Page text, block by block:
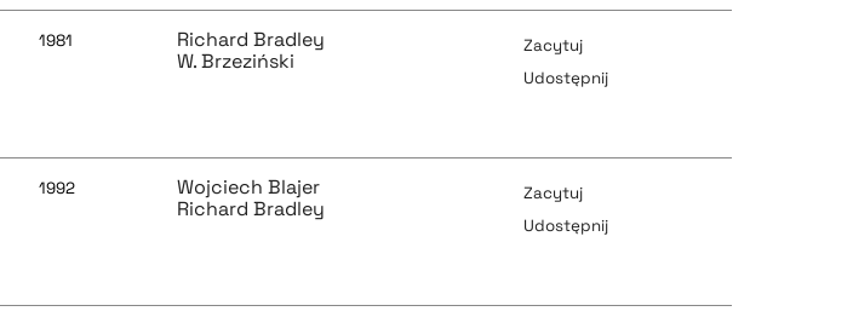
pobierz cytat
1981
Richard Bradley
W. Brzeziński
Zacytuj
Udostępnij
pobierz cytat
1992
Wojciech Blajer
Richard Bradley
Zacytuj
Udostępnij